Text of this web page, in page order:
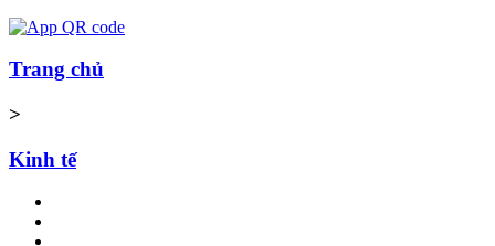
Trang chủ
>
Kinh tế